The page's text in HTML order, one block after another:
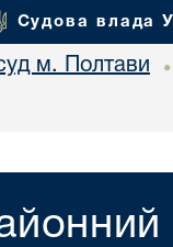
Судова влада
м. Полтави •